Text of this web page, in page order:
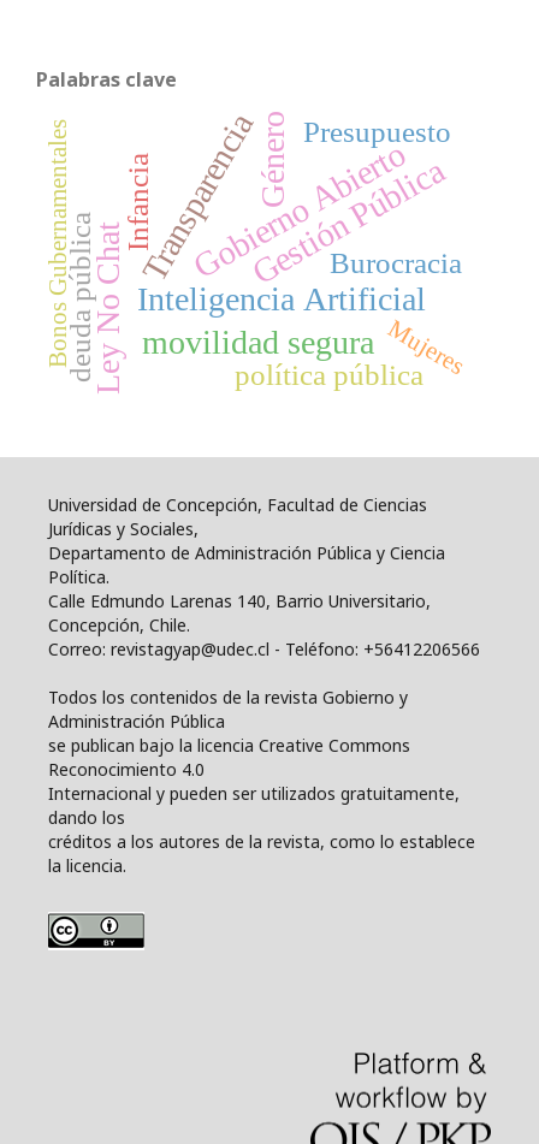
Palabras clave
Gobierno Abierto
Gestión Pública
Inteligencia Artificial
Transparencia
Ley No Chat movilidad segura
Género
política pública
Infancia
deuda pública
Presupuesto
Burocracia
Mujeres
Bonos Gubernamentales
Universidad de Concepción, Facultad de Ciencias
Jurídicas y Sociales,
Departamento de Administración Pública y Ciencia
Política.
Calle Edmundo Larenas 140, Barrio Universitario,
Concepción, Chile.
Correo: revistagyap@udec.cl - Teléfono: +56412206566
Todos los contenidos de la revista Gobierno y
Administración Pública
se publican bajo la licencia Creative Commons
Reconocimiento 4.0
Internacional y pueden ser utilizados gratuitamente,
dando los
créditos a los autores de la revista, como lo establece
la licencia.